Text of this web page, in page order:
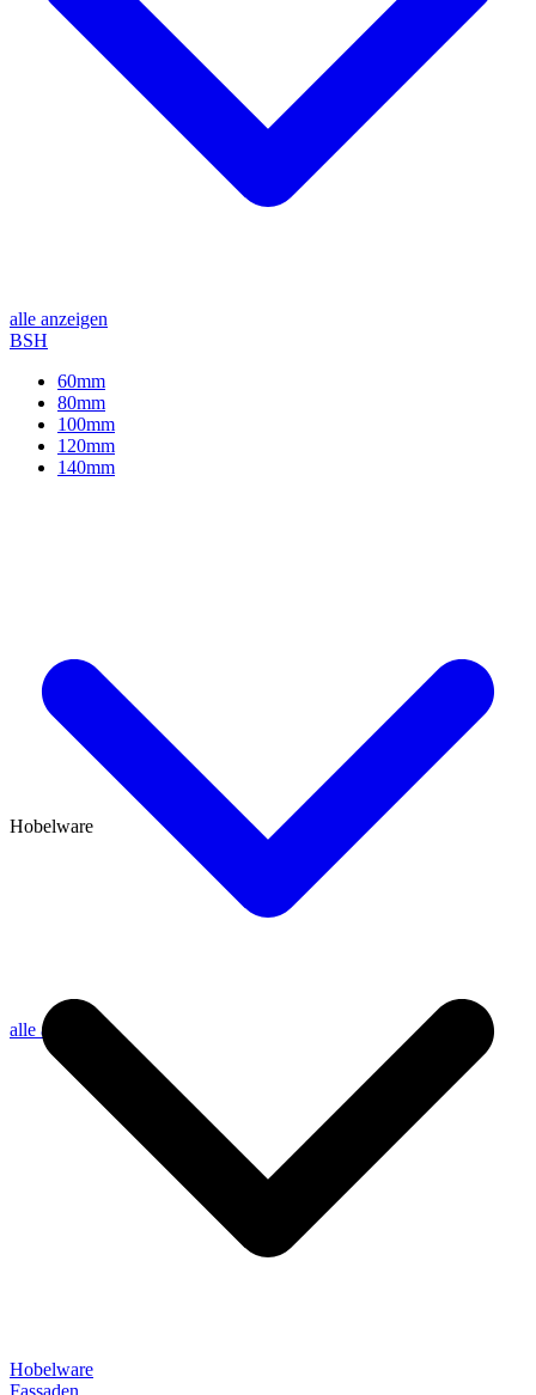
alle anzeigen
BSH
60mm
80mm
100mm
120mm
140mm
alle anzeigen
Hobelware
Hobelware
Fassaden